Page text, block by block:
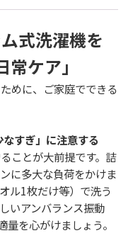
式洗濯機を
ケア」
めに、ご家庭でできる
すぎ」に注意する
ことが大前提です。詰
に多大な負荷をかけま
ル1枚だけ等）で洗う
いアンバランス振動
量を心がけましょう。